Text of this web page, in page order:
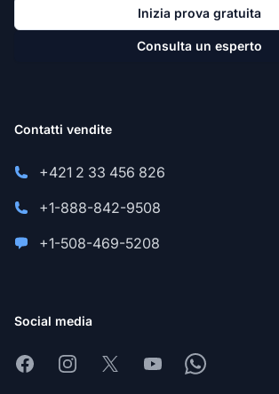
Inizia prova gratuita
Consulta un esperto
Contatti vendite
+421 2 33 456 826
+1-888-842-9508
+1-508-469-5208
Social media
FacebookInstagram
X YoutubeWhatsapp